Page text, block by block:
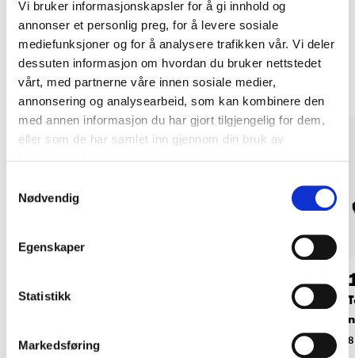
Vi bruker informasjonskapsler for å gi innhold og
annonser et personlig preg, for å levere sosiale
mediefunksjoner og for å analysere trafikken vår. Vi deler
dessuten informasjon om hvordan du bruker nettstedet
vårt, med partnerne våre innen sosiale medier,
annonsering og analysearbeid, som kan kombinere den
med annen informasjon du har gjort tilgjengelig for dem,
eller som de har samlet inn gjennom din bruk av
Nødvendig
Egenskaper
Statistikk
Markedsføring
Andre kunder har også kjøpt
Takdrenering,
81-119
Takdrenering, utløp